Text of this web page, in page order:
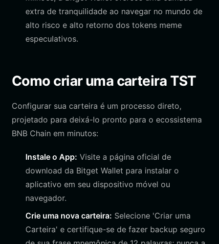
extra de tranquilidade ao navegar no mundo de
alto risco e alto retorno dos tokens meme
especulativos.
Como criar uma carteira TST
Configurar sua carteira é um processo direto,
projetado para deixá-lo pronto para o ecossistema
BNB Chain em minutos:
Instale o App: Visite a página oficial de
download da Bitget Wallet para instalar o
aplicativo em seu dispositivo móvel ou
navegador.
Crie uma nova carteira: Selecione 'Criar uma
Carteira' e certifique-se de fazer backup seguro